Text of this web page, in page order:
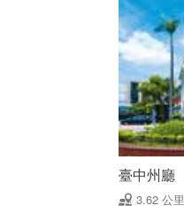
臺中州廳
3.62 公里